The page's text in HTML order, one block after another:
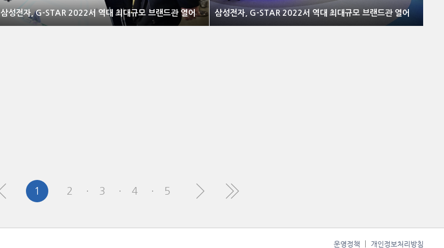
삼성전자, G-STAR 2022서 역대 최대규모 브랜드관 열어 삼성전자, G-STAR 2022서 역대 최대규모 브랜드관 열어
1 2 3 4 5
운영정책 개인정보처리방침